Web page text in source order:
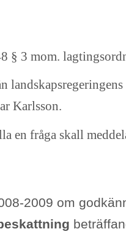
§ 3 mom.
Karlsson.
en fråga skall
2009 om